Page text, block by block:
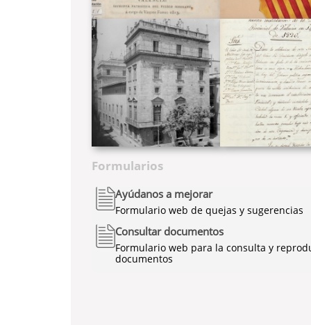
Formularios
Ayúdanos a mejorar
Formulario web de quejas y sugerencias
Consultar documentos
Formulario web para la consulta y
documentos